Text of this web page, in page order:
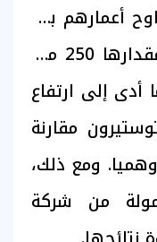
رجلا تتراوح أعمارهم بين
45 و55 عاما، تناولوا جرعة مقدارها 250 ملغ
90 يوما، ما أدى إلى ارتفاع
مقارنة
ومع ذلك،
من شركة